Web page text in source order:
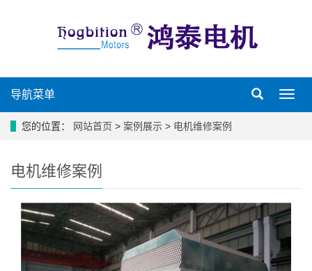
导
导航菜单
您的位置： 网站首页 > 案例展示 > 电机维修案例
电机维修案例